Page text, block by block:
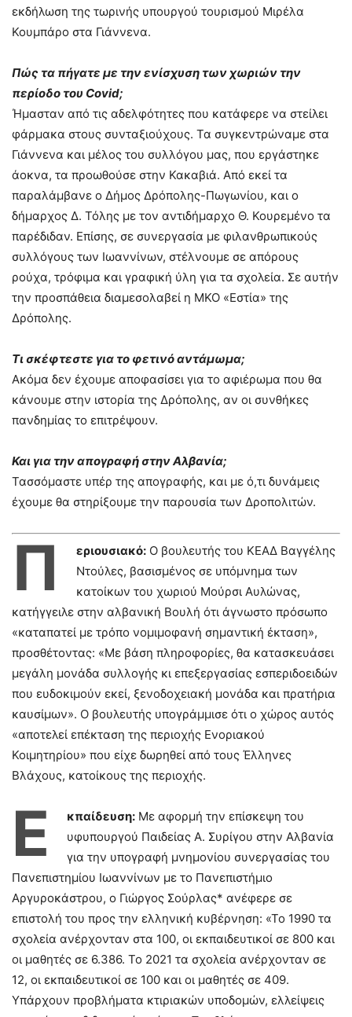
εκδήλωση της τωρινής υπουργού τουρισμού Μιρέλα
Κουμπάρο στα Γιάννενα.
Πώς τα πήγατε με την ενίσχυση των χωριών την
περίοδο του Covid;
Ήμασταν από τις αδελφότητες που κατάφερε να στείλει
φάρμακα στους συνταξιούχους. Τα συγκεντρώναμε στα
Γιάννενα και μέλος του συλλόγου μας, που εργάστηκε
άοκνα, τα προωθούσε στην Κακαβιά. Από εκεί τα
παραλάμβανε ο Δήμος Δρόπολης-Πωγωνίου, και o
δήμαρχος Δ. Τόλης με τον αντιδήμαρχο Θ. Κουρεμένο τα
παρέδιδαν. Επίσης, σε συνεργασία με φιλανθρωπικούς
συλλόγους των Ιωαννίνων, στέλνουμε σε απόρους
ρούχα, τρόφιμα και γραφική ύλη για τα σχολεία. Σε αυτήν
την προσπάθεια διαμεσολαβεί η ΜΚΟ «Εστία» της
Δρόπολης.
Τι σκέφτεστε για το φετινό αντάμωμα;
Ακόμα δεν έχουμε αποφασίσει για το αφιέρωμα που θα
κάνουμε στην ιστορία της Δρόπολης, αν οι συνθήκες
πανδημίας το επιτρέψουν.
Και για την απογραφή στην Αλβανία;
Τασσόμαστε υπέρ της απογραφής, και με ό,τι δυνάμεις
έχουμε θα στηρίξουμε την παρουσία των Δροπολιτών.
Π εριουσιακό: Ο βουλευτής του ΚΕΑΔ Βαγγέλης
Ντούλες, βασισμένος σε υπόμνημα των
κατοίκων του χωριού Μούρσι Αυλώνας,
κατήγγειλε στην αλβανική Βουλή ότι άγνωστο πρόσωπο
«καταπατεί με τρόπο νομιμοφανή σημαντική έκταση»,
προσθέτοντας: «Με βάση πληροφορίες, θα κατασκευάσει
μεγάλη μονάδα συλλογής κι επεξεργασίας εσπεριδοειδών
που ευδοκιμούν εκεί, ξενοδοχειακή μονάδα και πρατήρια
καυσίμων». Ο βουλευτής υπογράμμισε ότι ο χώρος αυτός
«αποτελεί επέκταση της περιοχής Ενοριακού
Κοιμητηρίου» που είχε δωρηθεί από τους Έλληνες
Βλάχους, κατοίκους της περιοχής.
Ε κπαίδευση: Με αφορμή την επίσκεψη του
υφυπουργού Παιδείας Α. Συρίγου στην Αλβανία
για την υπογραφή μνημονίου συνεργασίας του
Πανεπιστημίου Ιωαννίνων με το Πανεπιστήμιο
Αργυροκάστρου, ο Γιώργος Σούρλας* ανέφερε σε
επιστολή του προς την ελληνική κυβέρνηση: «Το 1990 τα
σχολεία ανέρχονταν στα 100, οι εκπαιδευτικοί σε 800 και
οι μαθητές σε 6.386. Το 2021 τα σχολεία ανέρχονταν σε
12, οι εκπαιδευτικοί σε 100 και οι μαθητές σε 409.
Υπάρχουν προβλήματα κτιριακών υποδομών, ελλείψεις